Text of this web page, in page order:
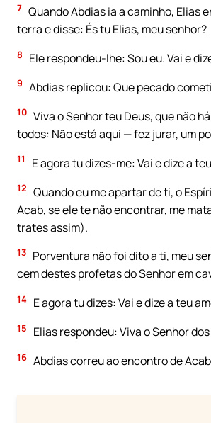
7 Quando Abdias ia a caminho,
terra e disse: És tu Elias, meu senhor?
8 Ele respondeu-lhe: Sou eu. Vai e
9 Abdias replicou: Que pecado
10 Viva o Senhor teu Deus, que não
todos: Não está aqui — fez jurar, um
11 E agora tu dizes-me: Vai e dize a
12 Quando eu me apartar de ti, o
Acab, se ele te não encontrar, me
trates assim).
13 Porventura não foi dito a ti, meu
cem destes profetas do Senhor em
14 E agora tu dizes: Vai e dize a teu
15 Elias respondeu: Viva o Senhor
16 Abdias correu ao encontro de